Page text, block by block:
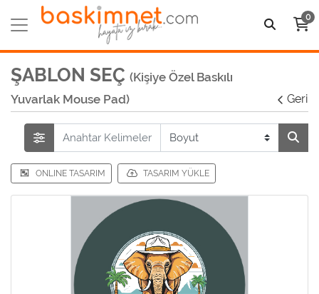
0
ŞABLON SEÇ (Kişiye Özel Baskılı
Yuvarlak Mouse Pad)
Geri
ONLINE TASARIM TASARIM YÜKLE